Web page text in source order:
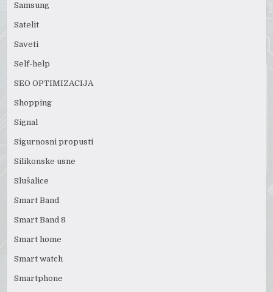
Samsung
Satelit
Saveti
Self-help
SEO OPTIMIZACIJA
Shopping
Signal
Sigurnosni propusti
Silikonske usne
Slušalice
Smart Band
Smart Band 8
Smart home
Smart watch
Smartphone